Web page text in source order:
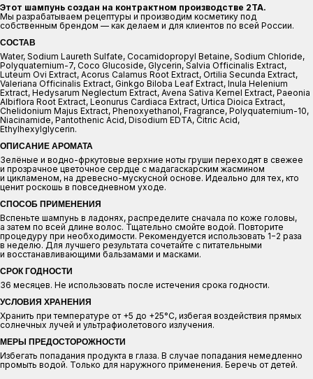
Этот шампунь создан на контрактном производстве 2ТА.
Мы разрабатываем рецептуры и производим косметику под
собственным брендом — как делаем и для клиентов по всей России.
СОСТАВ
Water, Sodium Laureth Sulfate, Cocamidopropyl Betaine, Sodium Chloride,
Polyquaternium-7, Coco Glucoside, Glycerin, Salvia Officinalis Extract,
Luteum Ovi Extract, Acorus Calamus Root Extract, Ortilia Secunda Extract,
Valeriana Officinalis Extract, Ginkgo Biloba Leaf Extract, Inula Helenium
Extract, Hedysarum Neglectum Extract, Avena Sativa Kernel Extract, Paeonia
Albiflora Root Extract, Leonurus Cardiaca Extract, Urtica Dioica Extract,
Chelidonium Majus Extract, Phenoxyethanol, Fragrance, Polyquaternium-10,
Niacinamide, Pantothenic Acid, Disodium EDTA, Citric Acid,
Ethylhexylglycerin.
ОПИСАНИЕ АРОМАТА
Зелёные и водно-фркутовые верхние ноты груши переходят в свежее
и прозрачное цветочное сердце с мадагаскарским жасмином
и цикламеном, на древесно-мускусной основе. Идеально для тех, кто
ценит роскошь в повседневном уходе.
СПОСОБ ПРИМЕНЕНИЯ
Вспеньте шампунь в ладонях, распределите сначала по коже головы,
а затем по всей длине волос. Тщательно смойте водой. Повторите
процедуру при необходимости. Рекомендуется использовать 1−2 раза
в неделю. Для лучшего результата сочетайте с питательными
и восстанавливающими бальзамами и масками.
СРОК ГОДНОСТИ
36 месяцев. Не использовать после истечения срока годности.
УСЛОВИЯ ХРАНЕНИЯ
Хранить при температуре от +5 до +25°С, избегая воздействия прямых
солнечных лучей и ультрафиолетового излучения.
МЕРЫ ПРЕДОСТОРОЖНОСТИ
Избегать попадания продукта в глаза. В случае попадания немедленно
промыть водой. Только для наружного применения. Беречь от детей.